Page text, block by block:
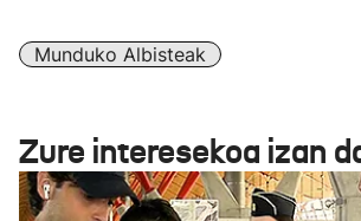
Munduko Albisteak
Zure interesekoa izan